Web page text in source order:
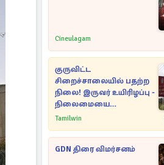
Cineulagam
குருவிட்ட
சிறைச்சாலையில் பதற்ற
நிலை! இருவர் உயிரிழப்பு -
நிலைமையை
கட்டுப்படுத்த பொலிஸார்
Tamilwin
GDN திரை விமர்சனம்